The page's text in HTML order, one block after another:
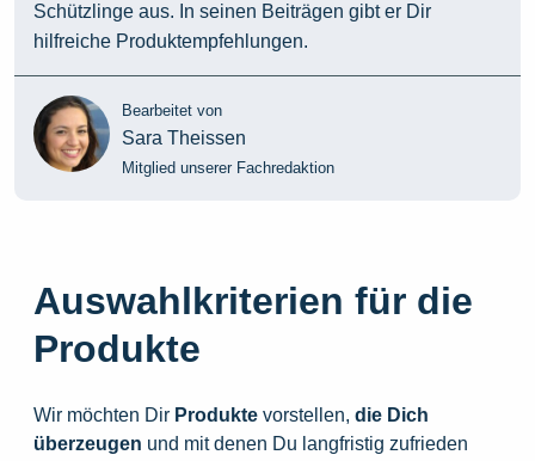
Schützlinge aus. In seinen Beiträgen gibt er Dir
hilfreiche Produktempfehlungen.
Bearbeitet von
Sara Theissen
Mitglied unserer Fachredaktion
Auswahlkriterien für die
Produkte
Wir möchten Dir Produkte vorstellen, die Dich
überzeugen und mit denen Du langfristig zufrieden